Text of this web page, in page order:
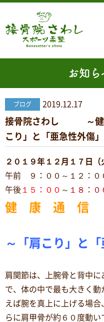
お知
ブログ 2019.12.17
接骨院さわし ～健
こり」と「亜急性外傷
２０１９年１２月１７日（
午前 ９：００～１２：０
午後 １５：００ ～ １８：０
健 康 通 信
～「肩こり」と
肩関節は、上腕骨と背中
で、体の中で最も大きく動
えば腕を真上に上げる場
らに肩甲骨が約６０度動い